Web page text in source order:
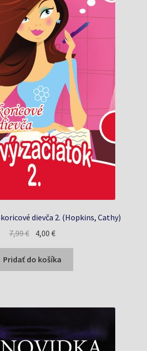
dievča 2. (Hopkins, Cathy)
7,99€ Pôvodná
cena
bola:
7,99 €.
4,00€Aktuálna
cena
je:
4,00 €.
Pridať do košíka